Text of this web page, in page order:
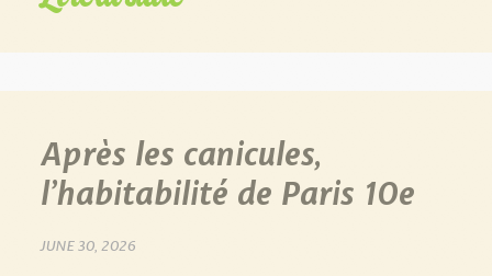
Après les canicules,
l’habitabilité de Paris 10e
JUNE 30, 2026